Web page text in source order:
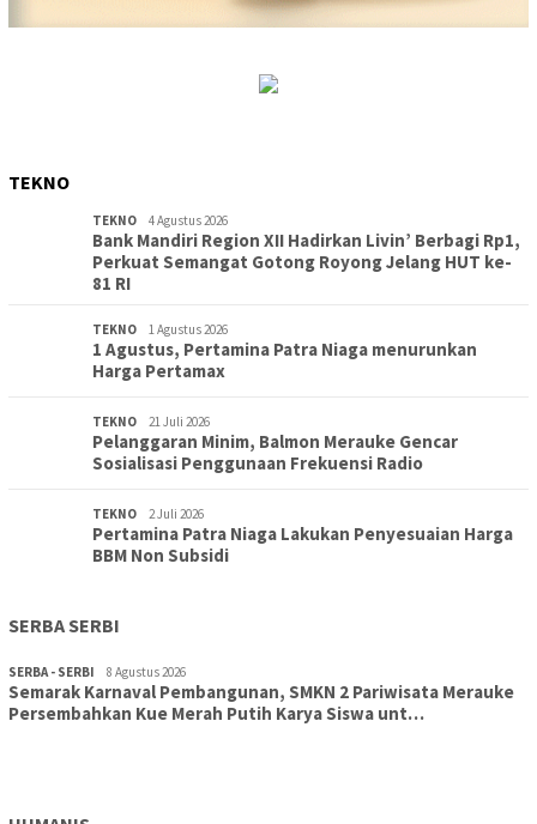
TEKNO
TEKNO 4 Agustus 2026
Bank Mandiri Region XII Hadirkan Livin’ Berbagi Rp1,
Perkuat Semangat Gotong Royong Jelang HUT ke-
81 RI
TEKNO 1 Agustus 2026
1 Agustus, Pertamina Patra Niaga menurunkan
Harga Pertamax
TEKNO 21 Juli 2026
Pelanggaran Minim, Balmon Merauke Gencar
Sosialisasi Penggunaan Frekuensi Radio
TEKNO 2 Juli 2026
Pertamina Patra Niaga Lakukan Penyesuaian Harga
BBM Non Subsidi
SERBA SERBI
SERBA - SERBI 8 Agustus 2026
Semarak Karnaval Pembangunan, SMKN 2 Pariwisata Merauke
Persembahkan Kue Merah Putih Karya Siswa unt…
TOPIK 8 Agustus 2026